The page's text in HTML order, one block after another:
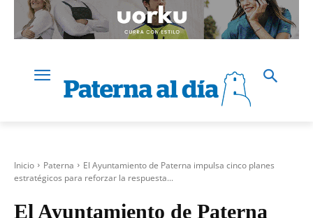
Inicio Paterna
El Ayuntamiento de Paterna impulsa cinco planes
estratégicos para reforzar la respuesta...
El Ayuntamiento de Paterna